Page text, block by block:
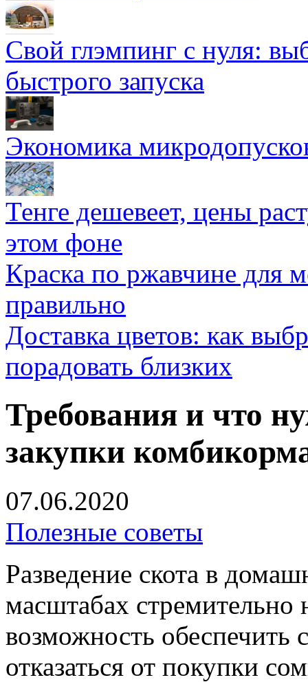
Свой глэмпинг с нуля:
быстрого запуска
Экономика
Тенге дешевеет, цены
этом фоне
Краска по ржавчине для
правильно
Доставка цветов: как
порадовать близких
Требования и что
закупки
07.06.2020
Полезные советы
Разведение скота в
масштабах стремительно
возможность обеспечить
отказаться от покупки